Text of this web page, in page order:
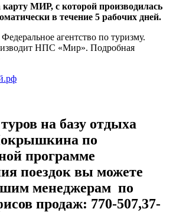
МИР, с которой производилась
в течение 5 рабочих дней.
агентство по туризму.
НПС «Мир». Подробная
на базу отдыха
по
программе
поездок вы можете
менеджерам по
продаж: 770-507,37-